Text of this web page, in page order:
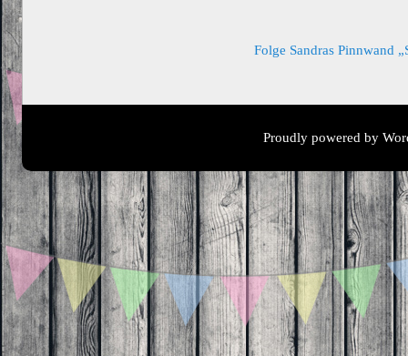
Folge Sandras Pinnwand
Proudly powered by